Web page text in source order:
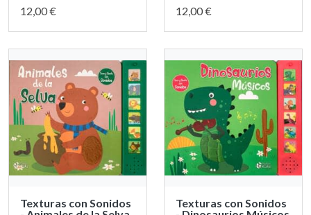
12,00 € 12,00 €
Texturas con Sonidos
Texturas con Sonidos